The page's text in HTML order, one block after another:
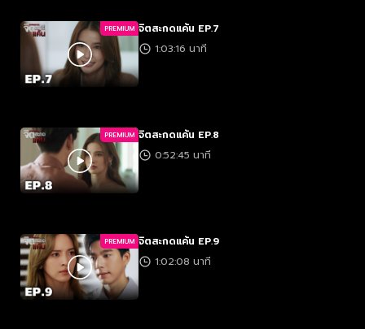
PREMIUM จิตสะกดแค้น EP.7
1:03:16 นาที
PREMIUM จิตสะกดแค้น EP.8
0:52:45 นาที
PREMIUM จิตสะกดแค้น EP.9
1:02:08 นาที